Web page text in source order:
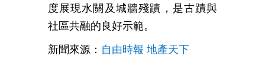
度展現水關及城牆殘蹟，是古蹟與
社區共融的良好示範。
新聞來源： 自由時報 地產天下